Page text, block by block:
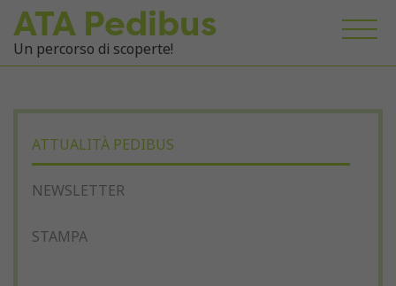
ATA Pedibus
Un percorso di scoperte!
ATTUALITÀ PEDIBUS
NEWSLETTER
STAMPA